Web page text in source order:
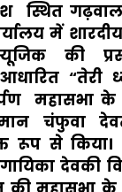
स्थित गढ़वाल
में
की
“तेरी
महासभा के
चंफुवा
रूप से
देवकी